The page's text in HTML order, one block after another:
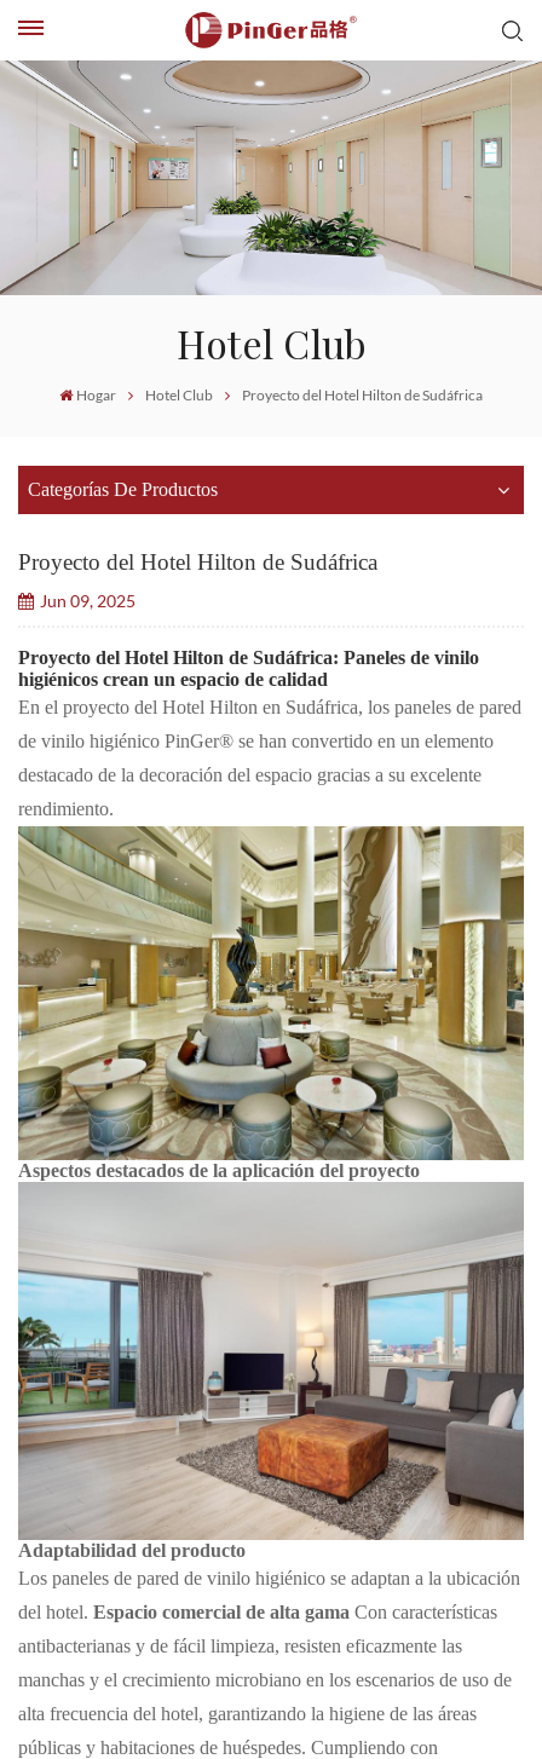
Hotel Club
Hogar Hotel Club Proyecto del Hotel Hilton de Sudáfrica
Categorías De Productos
Proyecto del Hotel Hilton de Sudáfrica
Jun 09, 2025
Proyecto del Hotel Hilton de Sudáfrica: Paneles de vinilo
higiénicos crean un espacio de calidad
En el proyecto del Hotel Hilton en Sudáfrica, los paneles de pared
de vinilo higiénico PinGer® se han convertido en un elemento
destacado de la decoración del espacio gracias a su excelente
rendimiento.
Aspectos destacados de la aplicación del proyecto
Adaptabilidad del producto
Los paneles de pared de vinilo higiénico se adaptan a la ubicación
del hotel. Espacio comercial de alta gama Con características
antibacterianas y de fácil limpieza, resisten eficazmente las
manchas y el crecimiento microbiano en los escenarios de uso de
alta frecuencia del hotel, garantizando la higiene de las áreas
públicas y habitaciones de huéspedes. Cumpliendo con